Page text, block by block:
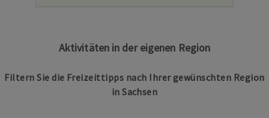
Aktivitäten in der eigenen Region
Filtern Sie die Freizeittipps nach Ihrer gewünschten Region
in Sachsen